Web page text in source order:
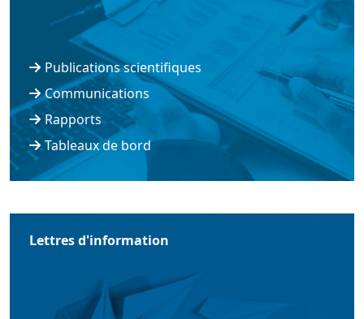
Publications scientifiques
Communications
Rapports
Tableaux de bord
Lettres d'information